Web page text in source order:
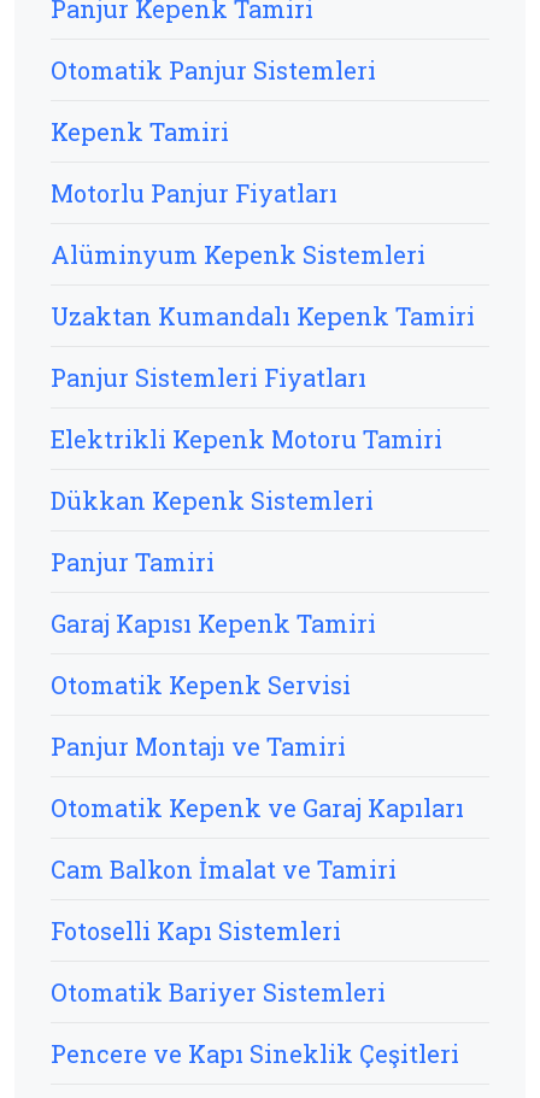
Panjur Kepenk Tamiri
Otomatik Panjur Sistemleri
Kepenk Tamiri
Motorlu Panjur Fiyatları
Alüminyum Kepenk Sistemleri
Uzaktan Kumandalı Kepenk Tamiri
Panjur Sistemleri Fiyatları
Elektrikli Kepenk Motoru Tamiri
Dükkan Kepenk Sistemleri
Panjur Tamiri
Garaj Kapısı Kepenk Tamiri
Otomatik Kepenk Servisi
Panjur Montajı ve Tamiri
Otomatik Kepenk ve Garaj Kapıları
Cam Balkon İmalat ve Tamiri
Fotoselli Kapı Sistemleri
Otomatik Bariyer Sistemleri
Pencere ve Kapı Sineklik Çeşitleri